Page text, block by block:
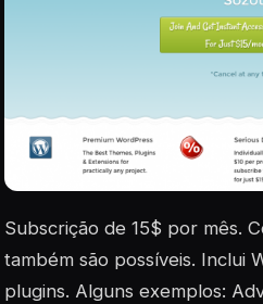
Subscrição de 15$ por mês.
também são possíveis. Inclui
plugins. Alguns exemplos: